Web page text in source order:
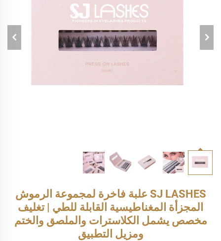
SJ LASHES علبة فاخرة لمجموعة الرموش
المجزأة المغناطيسية القابلة للطي | تغليف
مخصص يشمل الكلاسترات والملصق والختم
ومزيل التطبيق